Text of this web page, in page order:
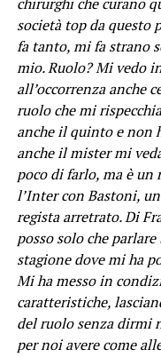
società top da questo
fa tanto, mi fa strano
mio. Ruolo? Mi vedo
all’occorrenza anche
ruolo che mi
anche il quinto e non
anche il mister mi
poco di farlo, ma è un
l’Inter con Bastoni,
regista arretrato. Di
posso solo che
stagione dove mi ha
Mi ha messo in
caratteristiche,
del ruolo senza dirmi
per noi avere come